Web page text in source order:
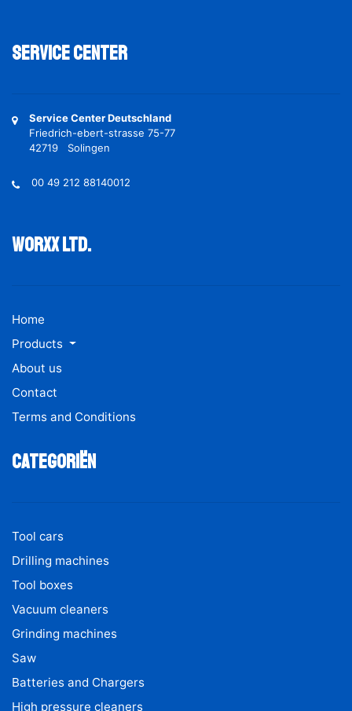
Service Center
Service Center Deutschland
Friedrich-ebert-strasse 75-77
42719 Solingen
00 49 212 88140012
Worxx ltd.
Home
Products
About us
Contact
Terms and Conditions
Categoriën
Tool cars
Drilling machines
Tool boxes
Vacuum cleaners
Grinding machines
Saw
Batteries and Chargers
High pressure cleaners